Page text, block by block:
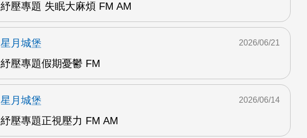
紓壓專題 失眠大麻煩 FM AM
星月城堡
紓壓專題假期憂鬱 FM
2026/06/21
星月城堡
紓壓專題正視壓力 FM AM
2026/06/14